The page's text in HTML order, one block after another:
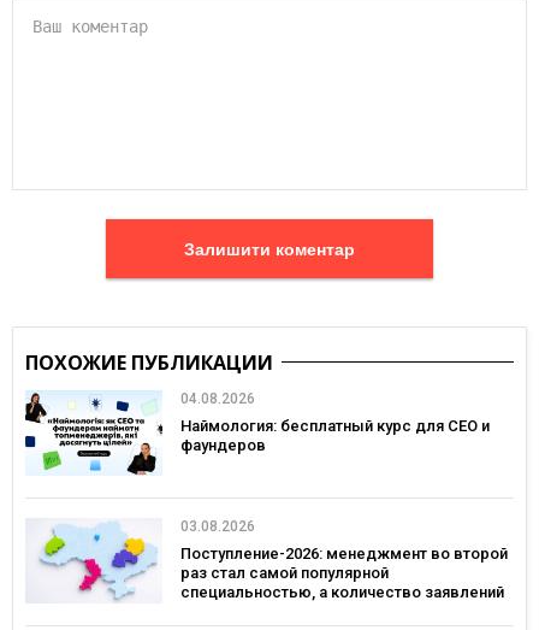
Залишити коментар
ПОХОЖИЕ ПУБЛИКАЦИИ
04.08.2026
Наймология: бесплатный курс для CEO и
фаундеров
03.08.2026
Поступление-2026: менеджмент во второй
раз стал самой популярной
специальностью, а количество заявлений